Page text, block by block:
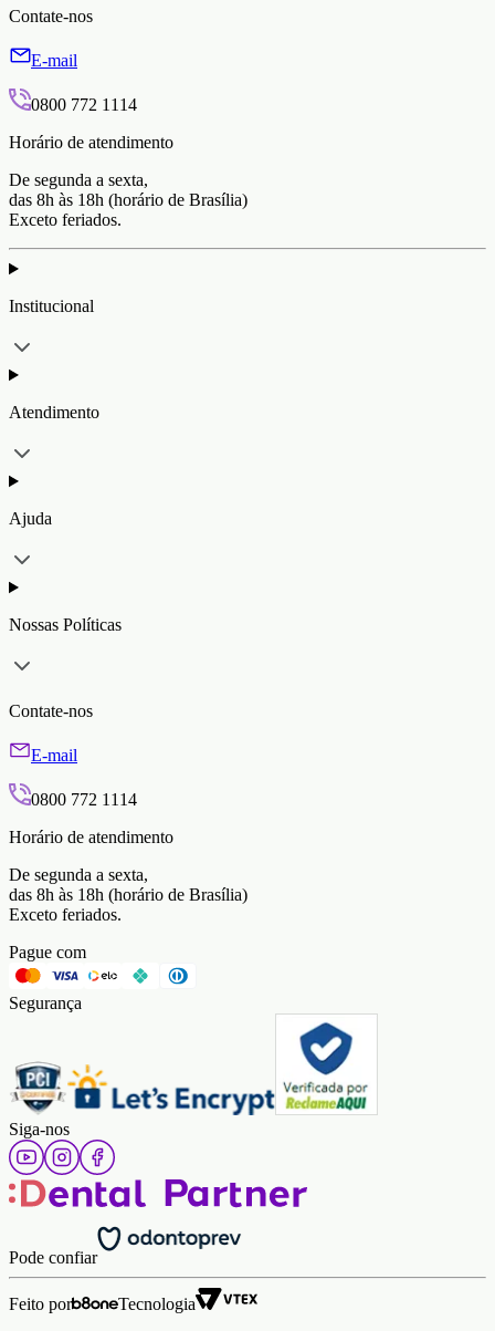
Contate-nos
E-mail
0800 772 1114
Horário de atendimento
De segunda a sexta,
das 8h às 18h (horário de Brasília)
Exceto feriados.
Institucional
Atendimento
Ajuda
Nossas Políticas
Contate-nos
E-mail
0800 772 1114
Horário de atendimento
De segunda a sexta,
das 8h às 18h (horário de Brasília)
Exceto feriados.
Pague com
Segurança
Siga-nos
Pode confiar
Feito por
Tecnologia